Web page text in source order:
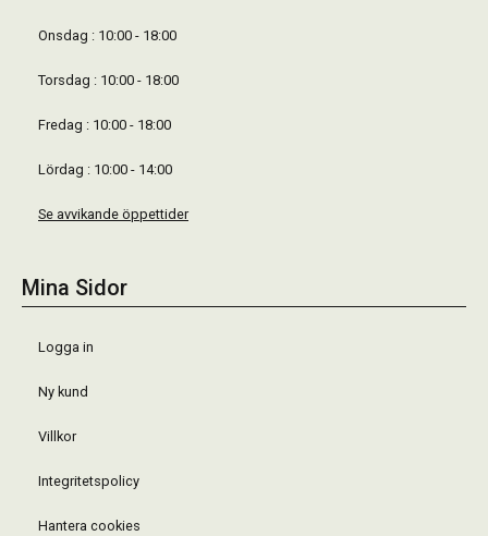
Onsdag : 10:00 - 18:00
Torsdag : 10:00 - 18:00
Fredag : 10:00 - 18:00
Lördag : 10:00 - 14:00
Se avvikande öppettider
Mina Sidor
Logga in
Ny kund
Villkor
Integritetspolicy
Hantera cookies